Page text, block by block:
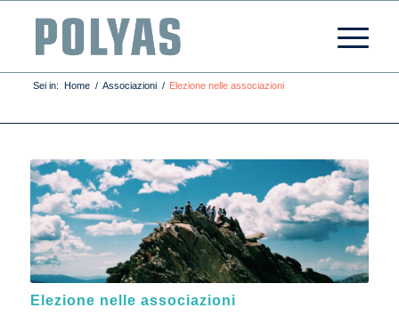
Sei in: Home / Associazioni / Elezione nelle associazioni
Elezione nelle associazioni